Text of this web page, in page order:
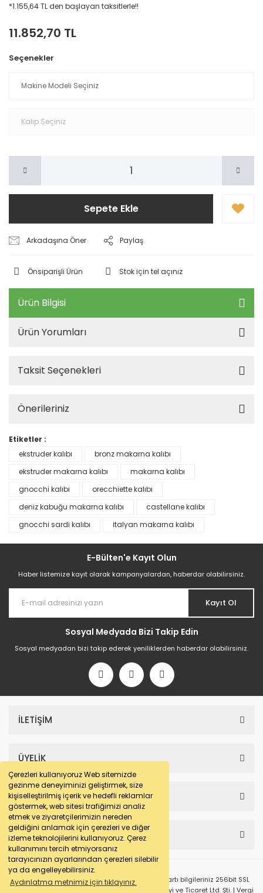
Çerezleri kullanıyoruz Web sitemizde
gezinme deneyiminizi geliştirmek, size
kişiselleştirilmiş içerik ve hedefli reklamlar
göstermek, web sitesi trafiğimizi analiz
etmek ve ziyaretçilerimizin nereden
geldiğini anlamak için çerezleri ve diğer
izleme teknolojilerini kullanıyoruz. Çerez
kullanımını tercih etmiyorsanız
tarayıcınızın ayarlarından çerezleri silebilir
ya da engelleyebilirsiniz.
Aydınlatma metnimiz için tıklayınız.
*1.155,64 TL den başlayan taksitlerle!!
11.852,70 TL
Seçenekler
Sepete Ekle
Arkadaşına Öner Paylaş
Önsiparişli Ürün Stok için tel açınız
Ürün Bilgisi
Ürün Yorumları
Taksit Seçenekleri
Önerileriniz
Etiketler :
ekstruder kalıbı
bronz makarna kalıbı
ekstruder makarna kalıbı
makarna kalıbı
gnocchi kalıbı
orecchiette kalıbı
deniz kabuğu makarna kalıbı
castellane kalıbı
gnocchi sardi kalıbı
italyan makarna kalıbı
E-Bülten'e Kayıt Olun
Haber listemize kayıt olarak kampanyalardan, haberdar olabilirsiniz.
Kayıt Ol
Sosyal Medyada Bizi Takip Edin
Sosyal medyadan bizi takip ederek yeniliklerden haberdar olabilirsiniz.
İLETİŞİM
ÜYELİK
SAYFALAR
HESABIM
© e-makarna.com Tüm Hakları Saklıdır. Kredi kartı bilgileriniz 256bit SSL
sertifikası ile korunmaktadır. Pasfil Makine Sanayi ve Ticaret Ltd. Şti. | Vergi